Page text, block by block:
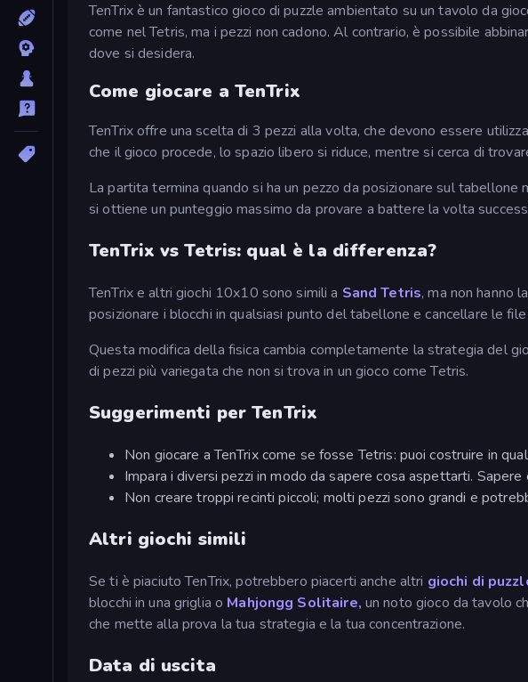
TenTrix è un fantastico gioco di puzzle ambientato su un tavolo da
come nel Tetris, ma i pezzi non cadono. Al contrario, è possibile
dove si desidera.
Come giocare a TenTrix
TenTrix offre una scelta di 3 pezzi alla volta, che devono essere
che il gioco procede, lo spazio libero si riduce, mentre si cerca di
La partita termina quando si ha un pezzo da posizionare sul
si ottiene un punteggio massimo da provare a battere la volta
TenTrix vs Tetris: qual è la differenza?
TenTrix e altri giochi 10x10 sono simili a Sand Tetris, ma non hanno
posizionare i blocchi in qualsiasi punto del tabellone e cancellare le
Questa modifica della fisica cambia completamente la strategia del
di pezzi più variegata che non si trova in un gioco come Tetris.
Suggerimenti per TenTrix
Non giocare a TenTrix come se fosse Tetris: puoi costruire in
Impara i diversi pezzi in modo da sapere cosa aspettarti.
Non creare troppi recinti piccoli; molti pezzi sono grandi e
Altri giochi simili
Se ti è piaciuto TenTrix, potrebbero piacerti anche altri giochi di
blocchi in una griglia o Mahjongg Solitaire, un noto gioco da tavolo
che mette alla prova la tua strategia e la tua concentrazione.
Data di uscita